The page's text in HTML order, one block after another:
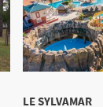
LE SYLVAMAR